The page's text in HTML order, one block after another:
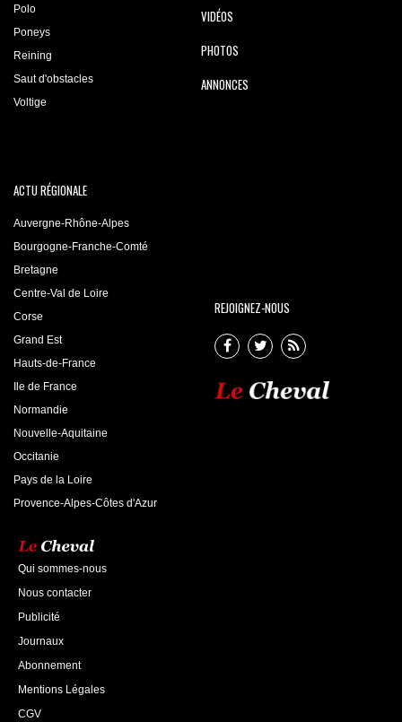
Polo
Poneys
Reining
Saut d'obstacles
Voltige
VIDÉOS
PHOTOS
ANNONCES
ACTU RÉGIONALE
Auvergne-Rhône-Alpes
Bourgogne-Franche-Comté
Bretagne
Centre-Val de Loire
Corse
Grand Est
Hauts-de-France
Ile de France
Normandie
Nouvelle-Aquitaine
Occitanie
Pays de la Loire
Provence-Alpes-Côtes d'Azur
REJOIGNEZ-NOUS
Qui sommes-nous
Nous contacter
Publicité
Journaux
Abonnement
Mentions Légales
CGV